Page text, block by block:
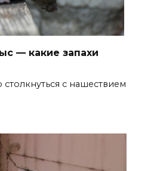
— какие запахи
с нашествием